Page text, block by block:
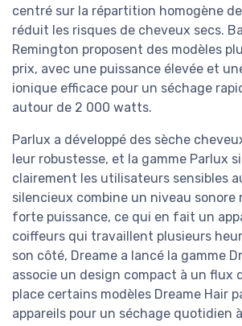
centré sur la répartition homogène
réduit les risques de cheveux secs.
Remington proposent des modèles
prix, avec une puissance élevée et
ionique efficace pour un séchage
autour de 2 000 watts.
Parlux a développé des sèche
leur robustesse, et la gamme Parlux
clairement les utilisateurs sensibles
silencieux combine un niveau sonore
forte puissance, ce qui en fait un
coiffeurs qui travaillent plusieurs
son côté, Dreame a lancé la gamme
associe un design compact à un flux
place certains modèles Dreame Hair
appareils pour un séchage quotidien